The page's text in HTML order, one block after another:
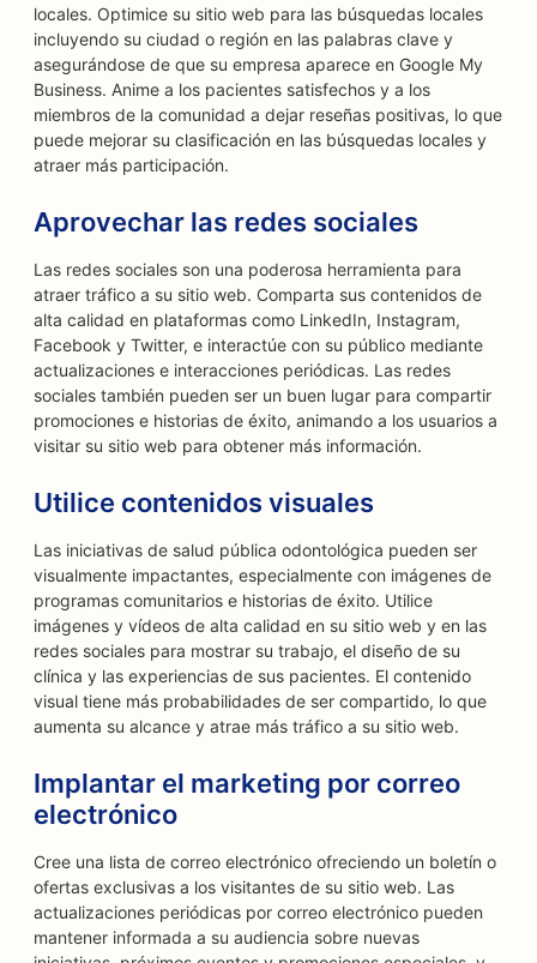
locales. Optimice su sitio web para las búsquedas locales
incluyendo su ciudad o región en las palabras clave y
asegurándose de que su empresa aparece en Google My
Business. Anime a los pacientes satisfechos y a los
miembros de la comunidad a dejar reseñas positivas, lo que
puede mejorar su clasificación en las búsquedas locales y
atraer más participación.
Aprovechar las redes sociales
Las redes sociales son una poderosa herramienta para
atraer tráfico a su sitio web. Comparta sus contenidos de
alta calidad en plataformas como LinkedIn, Instagram,
Facebook y Twitter, e interactúe con su público mediante
actualizaciones e interacciones periódicas. Las redes
sociales también pueden ser un buen lugar para compartir
promociones e historias de éxito, animando a los usuarios a
visitar su sitio web para obtener más información.
Utilice contenidos visuales
Las iniciativas de salud pública odontológica pueden ser
visualmente impactantes, especialmente con imágenes de
programas comunitarios e historias de éxito. Utilice
imágenes y vídeos de alta calidad en su sitio web y en las
redes sociales para mostrar su trabajo, el diseño de su
clínica y las experiencias de sus pacientes. El contenido
visual tiene más probabilidades de ser compartido, lo que
aumenta su alcance y atrae más tráfico a su sitio web.
Implantar el marketing por correo
electrónico
Cree una lista de correo electrónico ofreciendo un boletín o
ofertas exclusivas a los visitantes de su sitio web. Las
actualizaciones periódicas por correo electrónico pueden
mantener informada a su audiencia sobre nuevas